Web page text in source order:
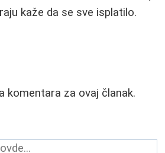
kaže da se sve isplatilo.
komentara za ovaj članak.